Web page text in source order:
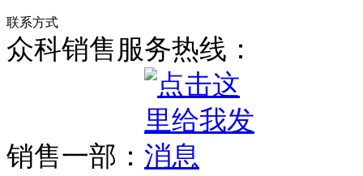
联系方式
众科销售服务热线：
销售一部：